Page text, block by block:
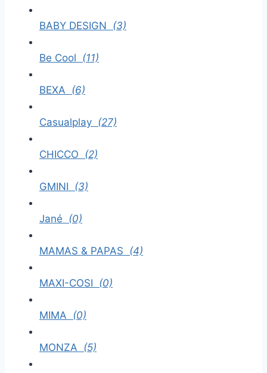
BABY DESIGN (3)
Be Cool (11)
BEXA (6)
Casualplay (27)
CHICCO (2)
GMINI (3)
Jané (0)
MAMAS & PAPAS (4)
MAXI-COSI (0)
MIMA (0)
MONZA (5)